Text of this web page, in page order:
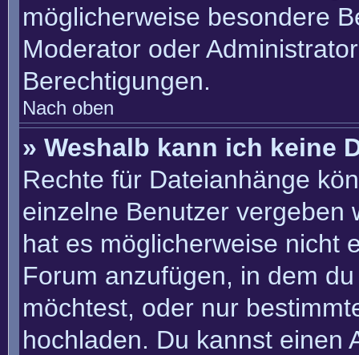
möglicherweise besondere
Moderator oder
Berechtigungen.
Nach oben
» Weshalb kann ich keine
Rechte für Dateianhänge
einzelne Benutzer vergeben
hat es möglicherweise nicht
Forum anzufügen, in dem
möchtest, oder nur
hochladen. Du kannst einen